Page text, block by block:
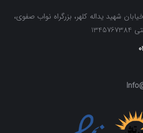
شهید یداله کلهر، بزرگراه نواب صفوی،